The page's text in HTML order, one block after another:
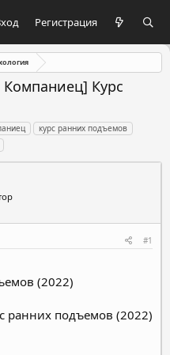
Регистрация
Курс
курс ранних подъемов
#1
(2022)